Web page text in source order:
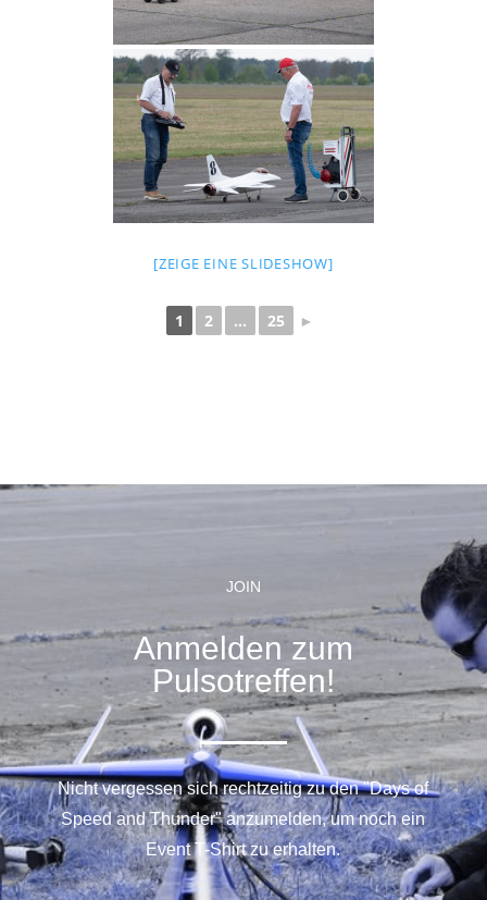
[ZEIGE EINE SLIDESHOW]
1 2 ... 25 ►
JOIN
Anmelden zum
Pulsotreffen!
Nicht vergessen sich rechtzeitig zu den "Days of
Speed and Thunder" anzumelden, um noch ein
Event T-Shirt zu erhalten.